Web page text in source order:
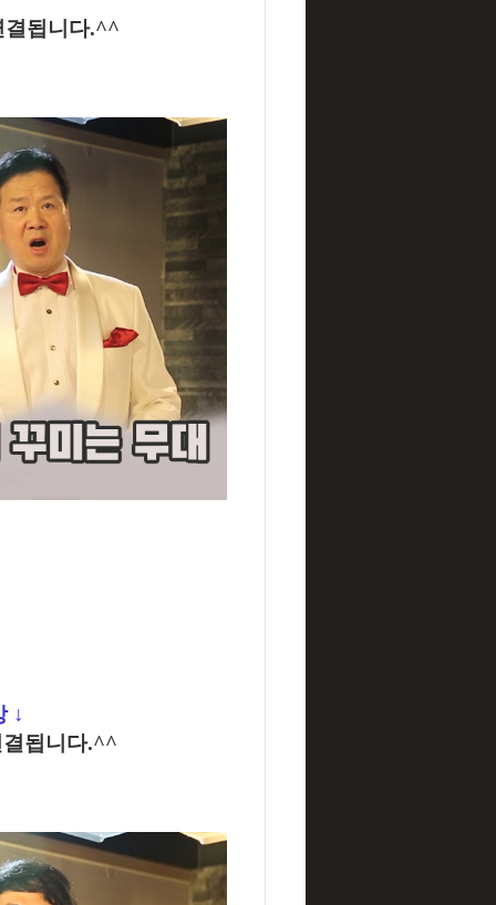
결됩니다.^^
↓
됩니다.^^